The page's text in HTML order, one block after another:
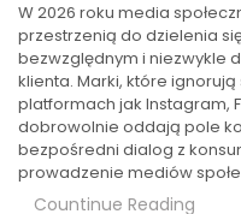
W 2026 roku media
przestrzenią do dzielenia
bezwzględnym i niezwykle
klienta. Marki, które
platformach jak Instagram,
dobrowolnie oddają pole
bezpośredni dialog z
prowadzenie mediów
Countinue Reading